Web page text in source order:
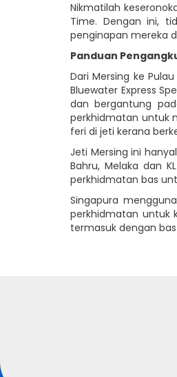
Nikmatilah
Time. Dengan ini,
penginapan mereka
Panduan
Dari Mersing ke
Bluewater Express
dan bergantung
perkhidmatan untuk
feri di jeti kerana
Jeti Mersing ini
Bahru, Melaka dan
perkhidmatan bas
Singapura
perkhidmatan untuk
termasuk dengan